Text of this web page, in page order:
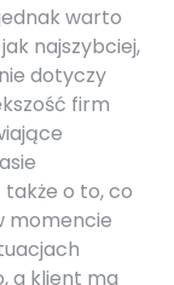
warto
najszybciej,
dotyczy
firm
o to, co
momencie
a klient ma